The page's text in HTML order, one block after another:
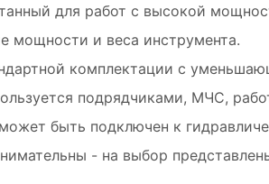
для работ с высокой
мощности и веса инструмента.
комплектации с
подрядчиками, МЧС,
быть подключен к
- на выбор